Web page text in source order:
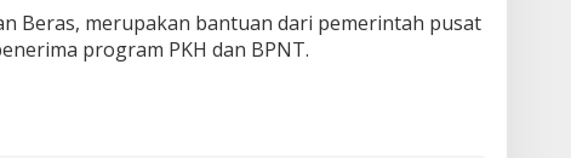
Beras, merupakan bantuan dari pemerintah pusat
program PKH dan BPNT.